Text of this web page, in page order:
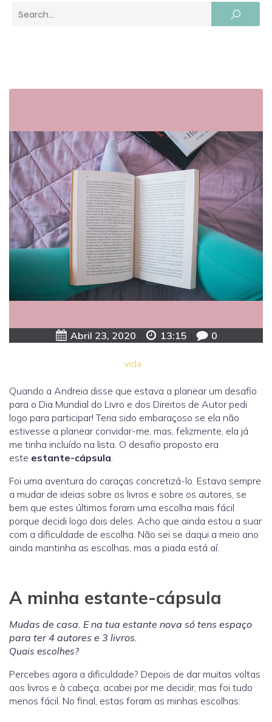
Abril 23, 2020 13:15 0
vida
Quando a Andreia disse que estava a planear um desafio
para o Dia Mundial do Livro e dos Direitos de Autor pedi
logo para participar! Teria sido embaraçoso se ela não
estivesse a planear convidar-me, mas, felizmente, ela já
me tinha incluído na lista. O desafio proposto era
este estante-cápsula.
Foi uma aventura do caraças concretizá-lo. Estava sempre
a mudar de ideias sobre os livros e sobre os autores, se
bem que estes últimos foram uma escolha mais fácil
porque decidi logo dois deles. Acho que ainda estou a suar
com a dificuldade de escolha. Não sei se daqui a meio ano
ainda mantinha as escolhas, mas a piada está aí.
A minha estante-cápsula
Mudas de casa. E na tua estante nova só tens espaço
para ter 4 autores e 3 livros.
Quais escolhes?
Percebes agora a dificuldade? Depois de dar muitas voltas
aos livros e à cabeça, acabei por me decidir, mas foi tudo
menos fácil. No final, estas foram as minhas escolhas: